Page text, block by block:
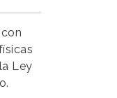
, la Ley